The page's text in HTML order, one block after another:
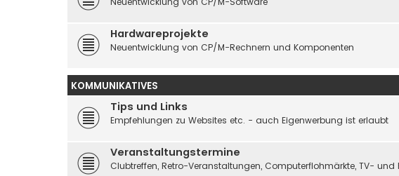
Hardwareprojekte
Neuentwicklung von CP/M-Rechnern und Komponenten
KOMMUNIKATIVES
Tips und Links
Empfehlungen zu Websites etc. - auch Eigenwerbung ist erlaubt
Veranstaltungstermine
Clubtreffen, Retro-Veranstaltungen, Computerflohmärkte, TV- und